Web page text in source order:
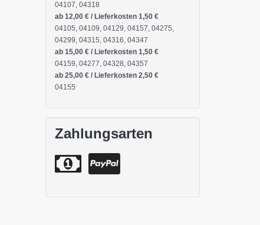
04107, 04318
ab 12,00 € / Lieferkosten 1,50 €
04105, 04109, 04129, 04157, 04275,
04299, 04315, 04316, 04347
ab 15,00 € / Lieferkosten 1,50 €
04159, 04277, 04328, 04357
ab 25,00 € / Lieferkosten 2,50 €
04155
Zahlungsarten